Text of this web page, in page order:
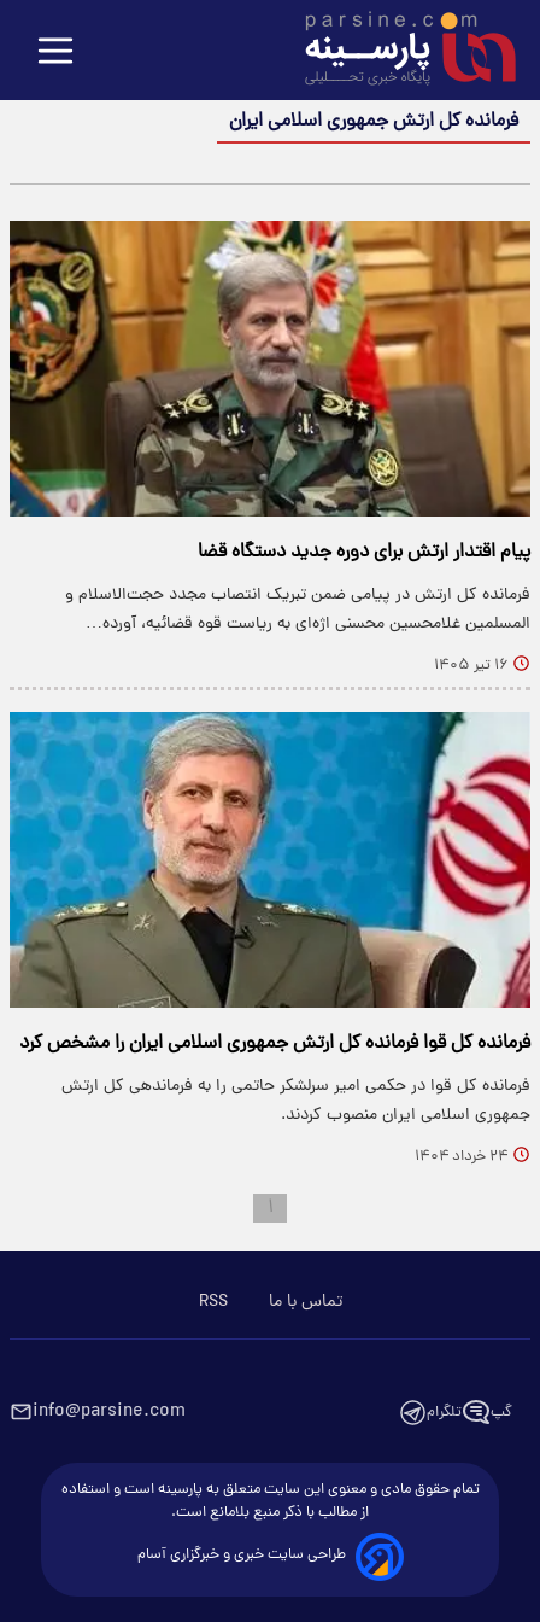
فرمانده کل ارتش جمهوری اسلامی ایران
پیام اقتدار ارتش برای دوره جدید دستگاه قضا
فرمانده کل ارتش در پیامی ضمن تبریک انتصاب مجدد حجت‌الاسلام و
المسلمین غلامحسین محسنی اژه‌ای به ریاست قوه قضائیه، آورده…
۱۶ تیر ۱۴۰۵
فرمانده کل قوا فرمانده کل ارتش جمهوری اسلامی ایران را مشخص کرد
فرمانده کل قوا در حکمی امیر سرلشکر حاتمی را به فرماندهی کل ارتش
جمهوری اسلامی ایران منصوب کردند.
۲۴ خرداد ۱۴۰۴
۱
تماس با ما RSS
گپ تلگرام info@parsine.com
تمام حقوق مادی و معنوی این سایت متعلق به پارسینه است و استفاده
از مطالب با ذکر منبع بلامانع است.
طراحی سایت خبری و خبرگزاری آسام